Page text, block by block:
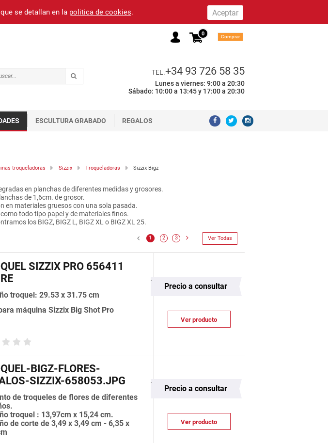
se detallan en la politica de cookies.
0 Comprar
TEL.+34 93 726 58 35
Lunes a viernes: 9:00 a 20:30
Sábado: 10:00 a 13:45 y 17:00 a 20:30
ESCULTURA GRABADO REGALOS
troqueladoras Sizzix Troqueladoras Sizzix Bigz
en planchas de diferentes medidas y grosores.
de 1,6cm. de grosor.
en materiales gruesos con una sola pasada.
todo tipo papel y de materiales finos.
los BIGZ, BIGZ L, BIGZ XL o BIGZ XL 25.
1 2 3 Ver Todas
SIZZIX PRO 656411
troquel: 29.53 x 31.75 cm
máquina Sizzix Big Shot Pro
Precio a consultar
Ver producto
BIGZ-FLORES-
SIZZIX-658053.JPG
de troqueles de flores de diferentes
troquel : 13,97cm x 15,24 cm.
de corte de 3,49 x 3,49 cm - 6,35 x
Precio a consultar
Ver producto